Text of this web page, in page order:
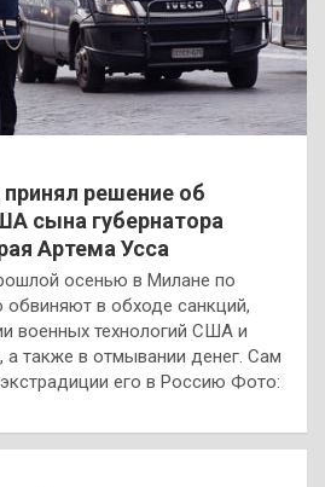
решение об
сына губернатора
Артема Усса
осенью в Милане по
в обходе санкций,
военных технологий США и
а также в отмывании денег. Сам
его в Россию Фото: